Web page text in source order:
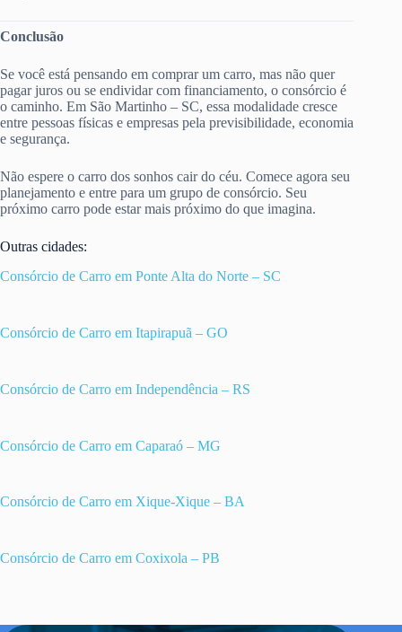
Conclusão
Se você está pensando em comprar um carro, mas não quer
pagar juros ou se endividar com financiamento, o consórcio é
o caminho. Em São Martinho – SC, essa modalidade cresce
entre pessoas físicas e empresas pela previsibilidade, economia
e segurança.
Não espere o carro dos sonhos cair do céu. Comece agora seu
planejamento e entre para um grupo de consórcio. Seu
próximo carro pode estar mais próximo do que imagina.
Outras cidades:
Consórcio de Carro em Ponte Alta do Norte – SC
Consórcio de Carro em Itapirapuã – GO
Consórcio de Carro em Independência – RS
Consórcio de Carro em Caparaó – MG
Consórcio de Carro em Xique-Xique – BA
Consórcio de Carro em Coxixola – PB